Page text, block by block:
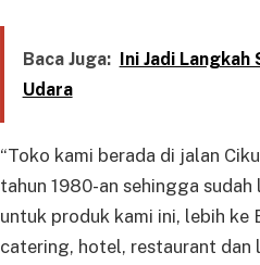
Baca Juga: Ini Jadi
Udara
“Toko kami berada di jalan
tahun 1980-an sehingga
untuk produk kami ini, lebih ke
catering, hotel, restaurant dan